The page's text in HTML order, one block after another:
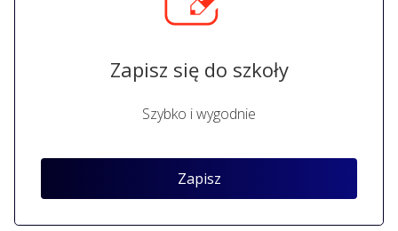
Zapisz się do szkoły
Szybko i wygodnie
Zapisz